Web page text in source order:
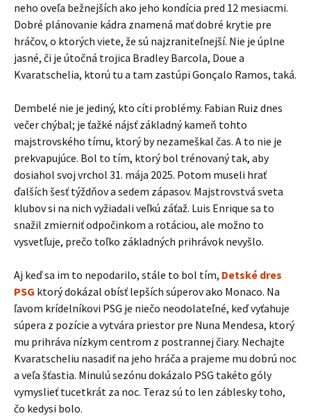
neho oveľa bežnejších ako jeho kondícia pred 12 mesiacmi.
Dobré plánovanie kádra znamená mať dobré krytie pre
hráčov, o ktorých viete, že sú najzraniteľnejší. Nie je úplne
jasné, či je útočná trojica Bradley Barcola, Doue a
Kvaratschelia, ktorú tu a tam zastúpi Gonçalo Ramos, taká.
Dembelé nie je jediný, kto cíti problémy. Fabian Ruiz dnes
večer chýbal; je ťažké nájsť základný kameň tohto
majstrovského tímu, ktorý by nezameškal čas. A to nie je
prekvapujúce. Bol to tím, ktorý bol trénovaný tak, aby
dosiahol svoj vrchol 31. mája 2025. Potom museli hrať
ďalších šesť týždňov a sedem zápasov. Majstrovstvá sveta
klubov si na nich vyžiadali veľkú záťaž. Luis Enrique sa to
snažil zmierniť odpočinkom a rotáciou, ale možno to
vysvetľuje, prečo toľko základných prihrávok nevyšlo.
Aj keď sa im to nepodarilo, stále to bol tím, Detské dres
PSG ktorý dokázal obísť lepších súperov ako Monaco. Na
ľavom krídelníkovi PSG je niečo neodolateľné, keď vyťahuje
súpera z pozície a vytvára priestor pre Nuna Mendesa, ktorý
mu prihráva nízkym centrom z postrannej čiary. Nechajte
Kvaratscheliu nasadiť na jeho hráča a prajeme mu dobrú noc
a veľa šťastia. Minulú sezónu dokázalo PSG takéto góly
vymyslieť tucetkrát za noc. Teraz sú to len záblesky toho,
čo kedysi bolo.